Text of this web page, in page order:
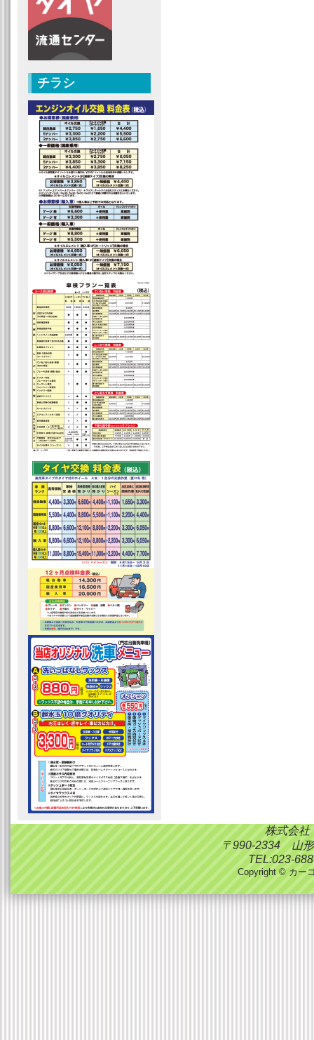
チラシ
株式会
〒990-2334 山形
TEL:023-
Copyright © カー